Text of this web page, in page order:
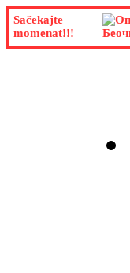
Sačekajte
momenat!!!